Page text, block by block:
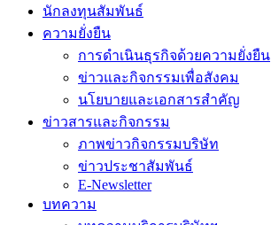
นักลงทุนสัมพันธ์
ความยั่งยืน
การดำเนินธุรกิจด้วยความยั่งยืน
ข่าวและกิจกรรมเพื่อสังคม
นโยบายและเอกสารสำคัญ
ข่าวสารและกิจกรรม
ภาพข่าวกิจกรรมบริษัท
ข่าวประชาสัมพันธ์
E-Newsletter
บทความ